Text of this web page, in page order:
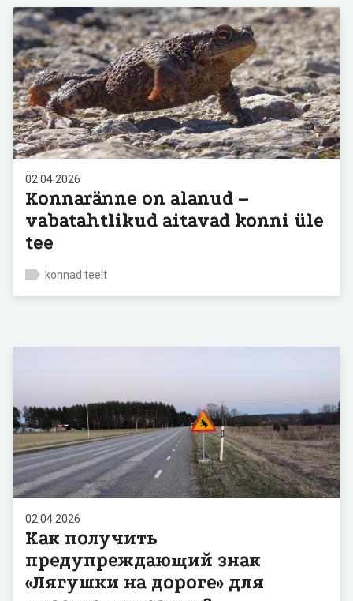
02.04.2026
Konnaränne on alanud –
vabatahtlikud aitavad konni üle
tee
konnad teelt
02.04.2026
Как получить
предупреждающий знак
«Лягушки на дороге» для